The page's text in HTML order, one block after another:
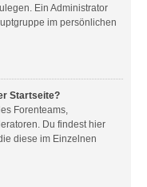
Ein Administrator
im persönlichen
Startseite?
Forenteams,
Du findest hier
diese im Einzelnen